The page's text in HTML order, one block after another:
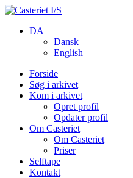
DA
Dansk
English
Forside
Søg i arkivet
Kom i arkivet
Opret profil
Opdater profil
Om Casteriet
Om Casteriet
Priser
Selftape
Kontakt